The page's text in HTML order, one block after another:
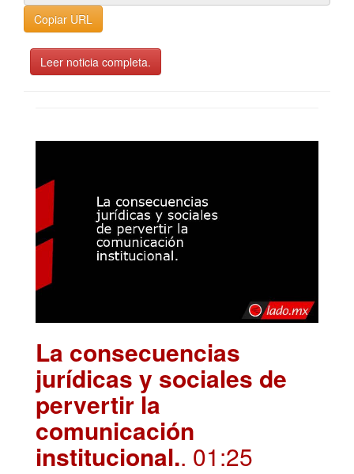
Copiar URL
Leer noticia completa.
La consecuencias
jurídicas y sociales de
pervertir la
comunicación
institucional.. 01:25